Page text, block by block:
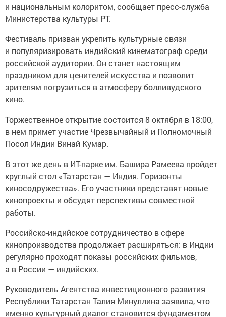
и национальным колоритом, сообщает пресс-служба
Министерства культуры РТ.
Фестиваль призван укрепить культурные связи
и популяризировать индийский кинематограф среди
российской аудитории. Он станет настоящим
праздником для ценителей искусства и позволит
зрителям погрузиться в атмосферу болливудского
кино.
Торжественное открытие состоится 8 октября в 18:00,
в нем примет участие Чрезвычайный и Полномочный
Посол Индии Винай Кумар.
В этот же день в ИТ-парке им. Башира Рамеева пройдет
круглый стол «Татарстан — Индия. Горизонты
киносодружества». Его участники представят новые
кинопроекты и обсудят перспективы совместной
работы.
Российско-индийское сотрудничество в сфере
кинопроизводства продолжает расширяться: в Индии
регулярно проходят показы российских фильмов,
а в России — индийских.
Руководитель Агентства инвестиционного развития
Республики Татарстан Талия Минуллина заявила, что
именно культурный диалог становится фундаментом